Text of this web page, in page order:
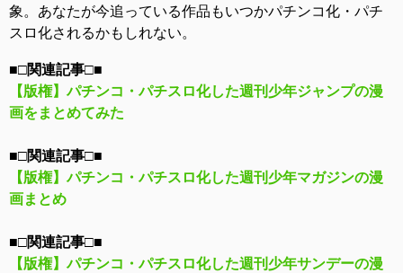
象。あなたが今追っている作品もいつかパチンコ化・パチ
スロ化されるかもしれない。
■□関連記事□■
【版権】パチンコ・パチスロ化した週刊少年ジャンプの漫
画をまとめてみた
■□関連記事□■
【版権】パチンコ・パチスロ化した週刊少年マガジンの漫
画まとめ
■□関連記事□■
【版権】パチンコ・パチスロ化した週刊少年サンデーの漫